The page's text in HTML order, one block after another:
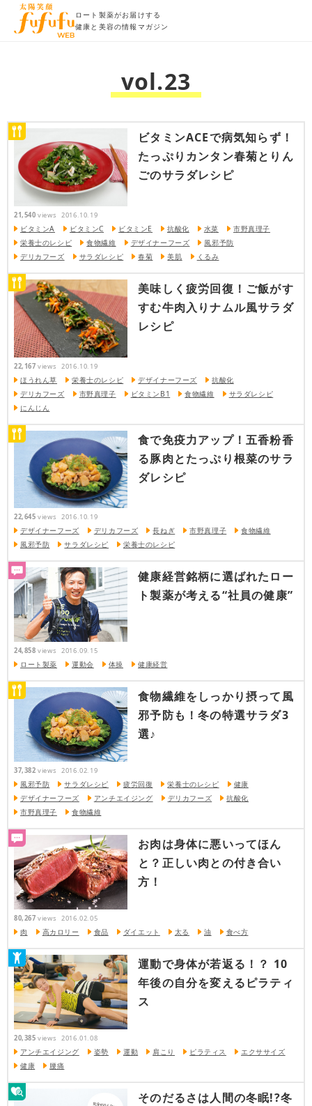
ロート製薬がお届けする
健康と美容の情報マガジン
vol.23
ビタミンACEで病気知らず！
たっぷりカンタン春菊とりん
ごのサラダレシピ
21,540 views 2016.10.19
ビタミンA ビタミンC ビタミンE 抗酸化 水菜
市野真理子
栄養士のレシピ
食物繊維 デザイナーフーズ
風邪予防
デリカフーズ
サラダレシピ 春菊 美肌 くるみ
美味しく疲労回復！ご飯がす
すむ牛肉入りナムル風サラダ
レシピ
22,167 views 2016.10.19
ほうれん草 栄養士のレシピ デザイナーフーズ
抗酸化
デリカフーズ
市野真理子 ビタミンB1 食物繊維
サラダレシピ
にんじん
食で免疫力アップ！五香粉香
る豚肉とたっぷり根菜のサラ
ダレシピ
22,645 views 2016.10.19
デザイナーフーズ デリカフーズ 長ねぎ 市野真理子
食物繊維
風邪予防
サラダレシピ 栄養士のレシピ
健康経営銘柄に選ばれたロー
ト製薬が考える“社員の健康”
24,858 views 2016.09.15
ロート製薬 運動会 体操 健康経営
食物繊維をしっかり摂って風
邪予防も！冬の特選サラダ3
選♪
37,382 views 2016.02.19
風邪予防 サラダレシピ 疲労回復 栄養士のレシピ
健康
デザイナーフーズ
アンチエイジング デリカフーズ
抗酸化
市野真理子
食物繊維
お肉は身体に悪いってほん
と？正しい肉との付き合い
方！
80,267 views 2016.02.05
肉 高カロリー 食品 ダイエット 太る 油 食べ方
運動で身体が若返る！？ 10
年後の自分を変えるピラティ
ス
20,385 views 2016.01.08
アンチエイジング 姿勢 運動 肩こり ピラティス
エクササイズ
健康
腰痛
そのだるさは人間の冬眠!?冬